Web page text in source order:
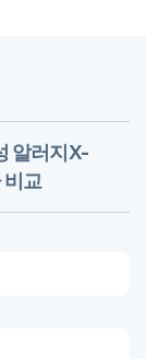
알러지X-
비교